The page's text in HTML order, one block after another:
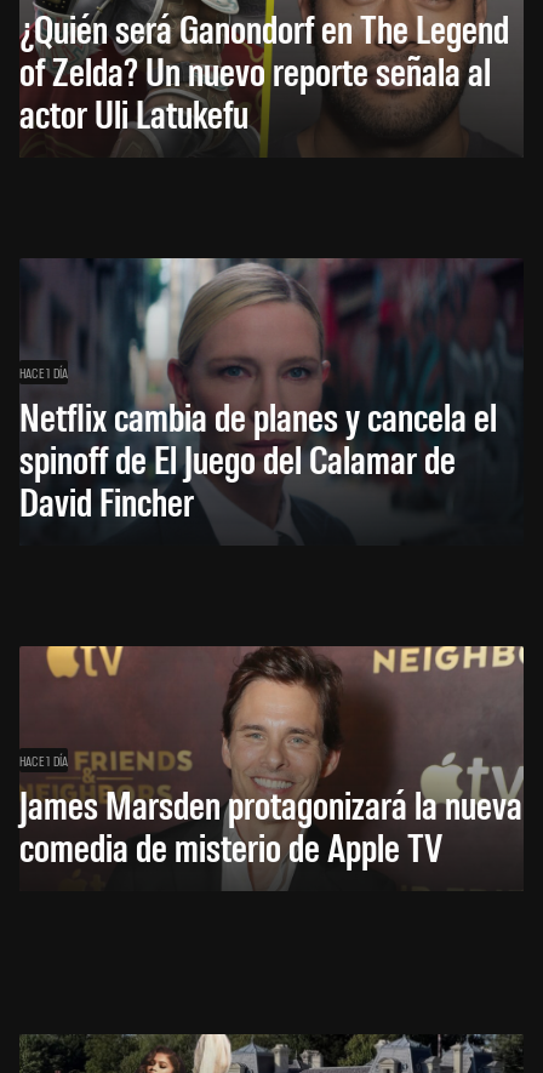
¿Quién será Ganondorf en The Legend
of Zelda? Un nuevo reporte señala al
actor Uli Latukefu
HACE 1 DÍA
Netflix cambia de planes y cancela el
spinoff de El Juego del Calamar de
David Fincher
HACE 1 DÍA
James Marsden protagonizará la nueva
comedia de misterio de Apple TV